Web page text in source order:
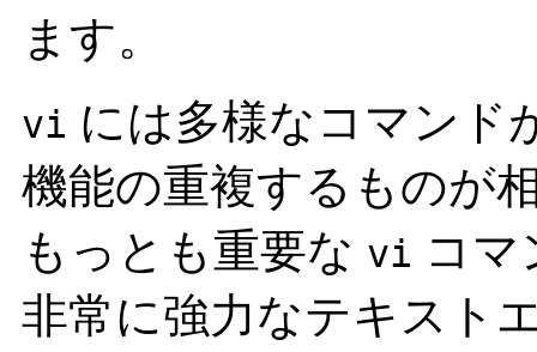
ます。
vi には多様なコマンド
機能の重複するものが
もっとも重要な vi コマ
非常に強力なテキスト